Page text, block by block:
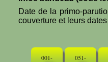
Date de la primo-
couverture et leurs
001-
051-